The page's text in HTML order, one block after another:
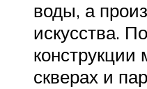
воды, а
искусства.
конструкции
скверах и